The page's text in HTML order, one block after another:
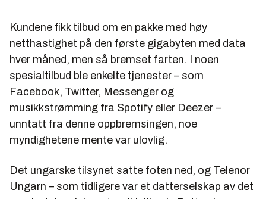
Kundene fikk tilbud om en pakke med høy
netthastighet på den første gigabyten med data
hver måned, men så bremset farten. I noen
spesialtilbud ble enkelte tjenester – som
Facebook, Twitter, Messenger og
musikkstrømming fra Spotify eller Deezer –
unntatt fra denne oppbremsingen, noe
myndighetene mente var ulovlig.
Det ungarske tilsynet satte foten ned, og Telenor
Ungarn – som tidligere var et datterselskap av det